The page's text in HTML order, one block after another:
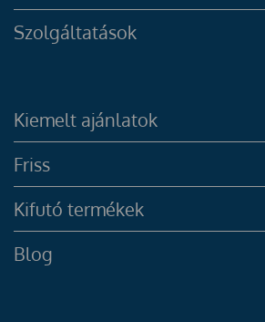
Szolgáltatások
Kiemelt ajánlatok
Friss
Kifutó termékek
Blog